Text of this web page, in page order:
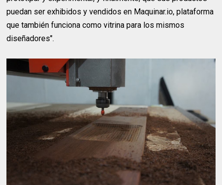
puedan ser exhibidos y vendidos en Maquinar.io, plataforma
que también funciona como vitrina para los mismos
diseñadores".